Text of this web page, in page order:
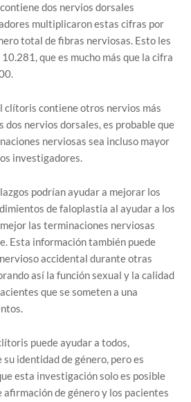
dos nervios dorsales
multiplicaron estas cifras por
total de fibras nerviosas. Esto les
que es mucho más que la cifra
clítoris contiene otros nervios más
dos nervios dorsales, es probable que
nerviosas sea incluso mayor
investigadores.
podrían ayudar a mejorar los
de faloplastia al ayudar a los
las terminaciones nerviosas
Esta información también puede
accidental durante otras
así la función sexual y la calidad
que se someten a una
puede ayudar a todos,
identidad de género, pero es
esta investigación solo es posible
afirmación de género y los pacientes